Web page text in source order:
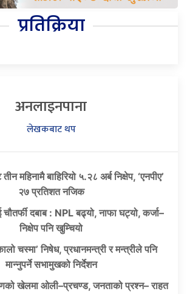
प्रतिक्रिया
अनलाइनपाना
लेखकबाट थप
महिनामै बाहिरियो ५.२८ अर्ब निक्षेप, ‘एनपीए’
२७ प्रतिशत नजिक
दबाब : NPL बढ्यो, नाफा घट्यो, कर्जा–
निक्षेप पनि खुम्चियो
चस्मा’ निषेध, प्रधानमन्त्री र मन्त्रीले पनि
मान्नुपर्ने सभामुखको निर्देशन
खेलमा ओली–प्रचण्ड, जनताको प्रश्न– राहत